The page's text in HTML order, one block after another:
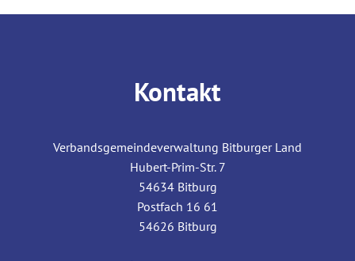
Kontakt
Verbandsgemeindeverwaltung Bitburger Land
Hubert-Prim-Str. 7
54634 Bitburg
Postfach 16 61
54626 Bitburg